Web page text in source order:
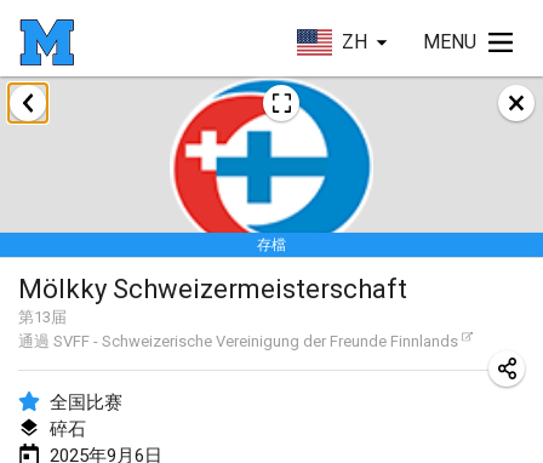
ZH MENU
存檔
Mölkky Schweizermeisterschaft
第13 届
通過 SVFF - Schweizerische Vereinigung der Freunde Finnlands
全国比赛
碎石
2025年9月6日
2025年1月
Tournoi Mixte ASPTTOM
2025年1月18日 法國
Indoor Polish Open 2025 - Singles
2025年1月18日|波蘭
Tournoi de St Max
2025年1月19日|法國
Indoor Polish Open 2025 - Doubles
2025年1月19日